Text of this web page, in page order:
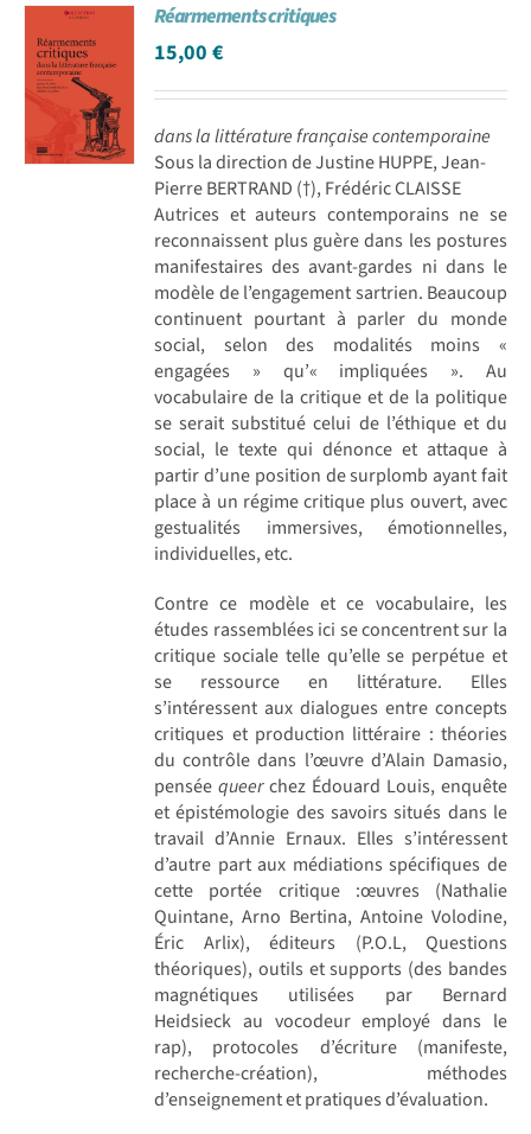
Réarmements critiques
15,00€
dans la littérature française contemporaine
Sous la direction de Justine HUPPE, Jean-
Pierre BERTRAND (†), Frédéric CLAISSE
Autrices et auteurs contemporains ne se
reconnaissent plus guère dans les postures
manifestaires des avant-gardes ni dans le
modèle de l’engagement sartrien. Beaucoup
continuent pourtant à parler du monde
social, selon des modalités moins «
engagées » qu’« impliquées ». Au
vocabulaire de la critique et de la politique
se serait substitué celui de l’éthique et du
social, le texte qui dénonce et attaque à
partir d’une position de surplomb ayant fait
place à un régime critique plus ouvert, avec
gestualités immersives, émotionnelles,
individuelles, etc.
Contre ce modèle et ce vocabulaire, les
études rassemblées ici se concentrent sur la
critique sociale telle qu’elle se perpétue et
se ressource en littérature. Elles
s’intéressent aux dialogues entre concepts
critiques et production littéraire : théories
du contrôle dans l’œuvre d’Alain Damasio,
penséequeerchez Édouard Louis, enquête
et épistémologie des savoirs situés dans le
travail d’Annie Ernaux. Elles s’intéressent
d’autre part aux médiations spécifiques de
cette portée critique :œuvres (Nathalie
Quintane, Arno Bertina, Antoine Volodine,
Éric Arlix), éditeurs (P.O.L, Questions
théoriques), outils et supports (des bandes
magnétiques utilisées par Bernard
Heidsieck au vocodeur employé dans le
rap), protocoles d’écriture (manifeste,
recherche-création), méthodes
d’enseignement et pratiques d’évaluation.